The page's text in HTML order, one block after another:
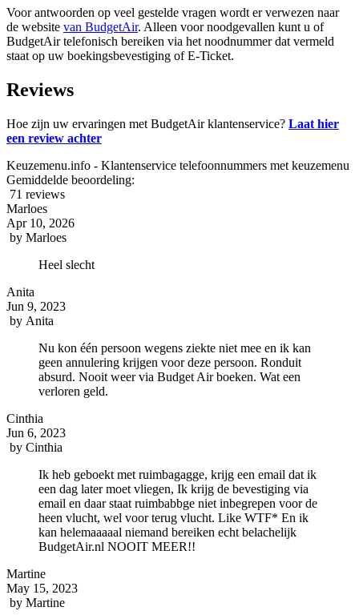
Voor antwoorden op veel gestelde vragen wordt er verwezen naar
de website van BudgetAir. Alleen voor noodgevallen kunt u of
BudgetAir telefonisch bereiken via het noodnummer dat vermeld
staat op uw boekingsbevestiging of E-Ticket.
Reviews
Hoe zijn uw ervaringen met BudgetAir klantenservice? Laat hier
een review achter
Keuzemenu.info - Klantenservice telefoonnummers met keuzemenu
Gemiddelde beoordeling:
71 reviews
Marloes
Apr 10, 2026
by Marloes
Heel slecht
Anita
Jun 9, 2023
by Anita
Nu kon één persoon wegens ziekte niet mee en ik kan
geen annulering krijgen voor deze persoon. Ronduit
absurd. Nooit weer via Budget Air boeken. Wat een
verloren geld.
Cinthia
Jun 6, 2023
by Cinthia
Ik heb geboekt met ruimbagagge, krijg een email dat ik
een dag later moet vliegen, Ik krijg de bevestiging via
email en daar staat ruimbabbge niet inbegrepen voor de
heen vlucht, wel voor terug vlucht. Like WTF* En ik
kan helemaaaaal niemand bereiken echt belachelijk
BudgetAir.nl NOOIT MEER!!
Martine
May 15, 2023
by Martine